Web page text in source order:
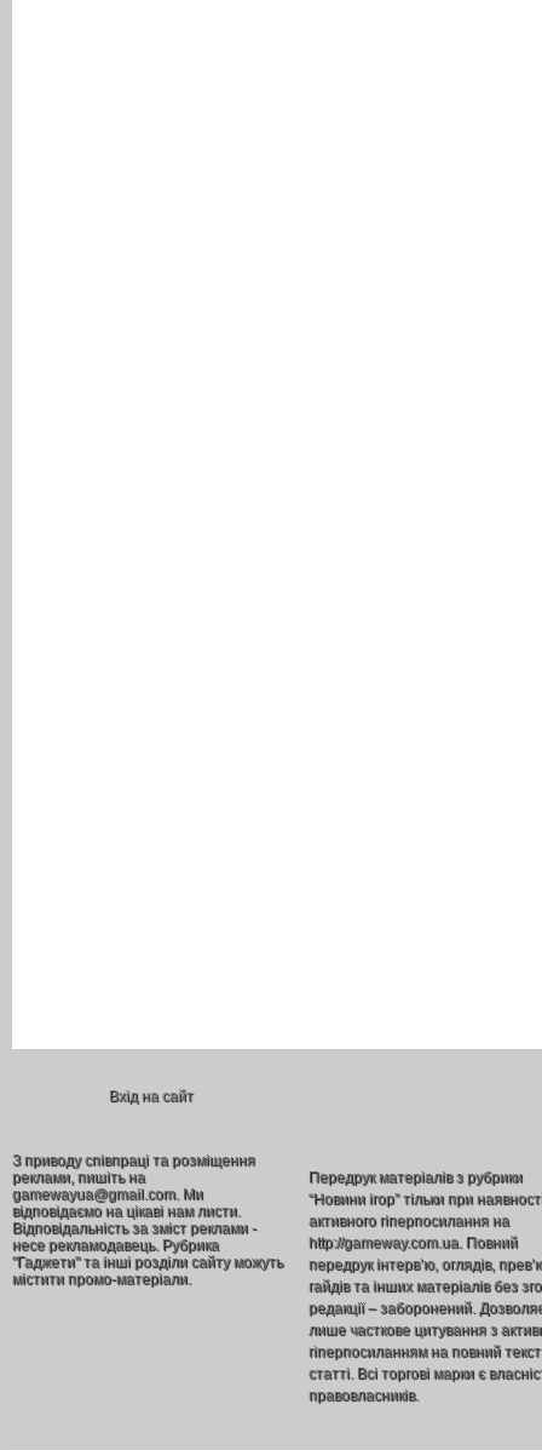
Вхід на сайт
З приводу співпраці та розміщення
реклами, пишіть на
gamewayua@gmail.com. Ми
відповідаємо на цікаві нам листи.
Відповідальність за зміст реклами -
несе рекламодавець. Рубрика
"Гаджети" та інші розділи сайту можуть
містити промо-матеріали.
Передрук матеріалів з рубрики
“Новини ігор” тільки при
активного гіперпосилання на
http://gameway.com.ua. Повний
передрук інтерв’ю, оглядів,
гайдів та інших матеріалів без
редакції – заборонений.
лише часткове цитування з
гіперпосиланням на повний текст
статті. Всі торгові марки є
правовласників.